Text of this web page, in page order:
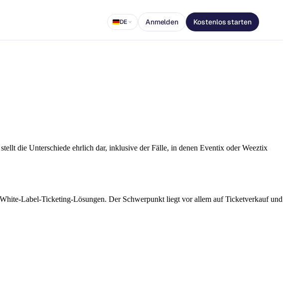
DE Anmelden Kostenlos starten
die Unterschiede ehrlich dar, inklusive der Fälle, in denen Eventix oder Weeztix
Label-Ticketing-Lösungen. Der Schwerpunkt liegt vor allem auf Ticketverkauf und